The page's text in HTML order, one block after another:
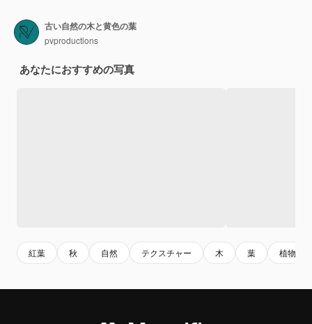
古い自然の木と黄色の葉
pvproductions
あなたにおすすめの写真
紅葉 秋 自然 テクスチャー 木 葉 植物